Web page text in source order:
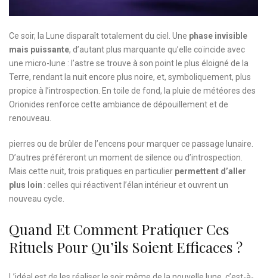
Ce soir, la Lune disparaît totalement du ciel. Une phase invisible
mais puissante, d’autant plus marquante qu’elle coïncide avec
une micro-lune : l’astre se trouve à son point le plus éloigné de la
Terre, rendant la nuit encore plus noire, et, symboliquement, plus
propice à l’introspection. En toile de fond, la pluie de météores des
Orionides renforce cette ambiance de dépouillement et de
renouveau.
pierres ou de brûler de l’encens pour marquer ce passage lunaire.
D’autres préféreront un moment de silence ou d’introspection.
Mais cette nuit, trois pratiques en particulier permettent d’aller
plus loin : celles qui réactivent l’élan intérieur et ouvrent un
nouveau cycle.
Quand Et Comment Pratiquer Ces
Rituels Pour Qu’ils Soient Efficaces ?